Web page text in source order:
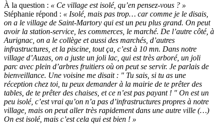
À la question : « Ce village est isolé, qu’en pensez-vous ? »
Stéphanie répond : « Isolé, mais pas trop… car comme je le disais,
on a le village de Saint-Martory qui est un peu plus grand. On peut
avoir la station-service, les commerces, le marché. De l’autre côté, à
Aurignac, on a le collège et aussi des marchés, d’autres
infrastructures, et la piscine, tout ça, c’est à 10 mn. Dans notre
village d’Auzas, on a juste un joli lac, qui est très arboré, un joli
parc avec plein d’arbres fruitiers où on peut se servir. Je parlais de
bienveillance. Une voisine me disait : " Tu sais, si tu as une
réception chez toi, tu peux demander à la mairie de te prêter des
tables, de te prêter des chaises, et ce n’est pas payant ! " On est un
peu isolé, c’est vrai qu’on n’a pas d’infrastructures propres à notre
village, mais on peut aller très rapidement dans une autre ville (…)
On est isolé, mais c’est cela qui est bien ! »